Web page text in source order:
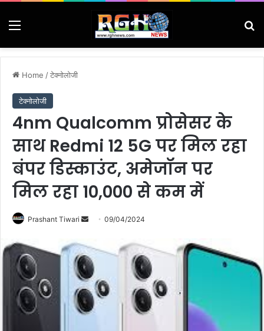
Menu
Home /टेक्नोलोजी
टेक्नोलोजी
4nm Qualcomm प्रोसेसर के
साथ Redmi 12 5G पर मिल रहा
बंपर डिस्काउंट, अमेजॉन पर
मिल रहा 10,000 से कम में
Prashant Tiwari
Send
email
09/04/2024